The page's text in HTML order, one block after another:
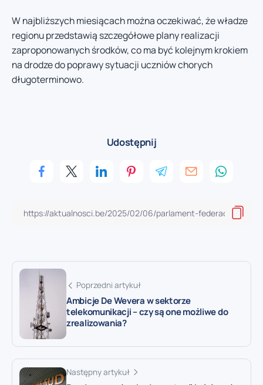
W najbliższych miesiącach można oczekiwać, że władze
regionu przedstawią szczegółowe plany realizacji
zaproponowanych środków, co ma być kolejnym krokiem
na drodze do poprawy sytuacji uczniów chorych
długoterminowo.
Udostępnij
Poprzedni artykuł
Ambicje De Wevera w sektorze
telekomunikacji – czy są one możliwe do
zrealizowania?
Następny artykuł